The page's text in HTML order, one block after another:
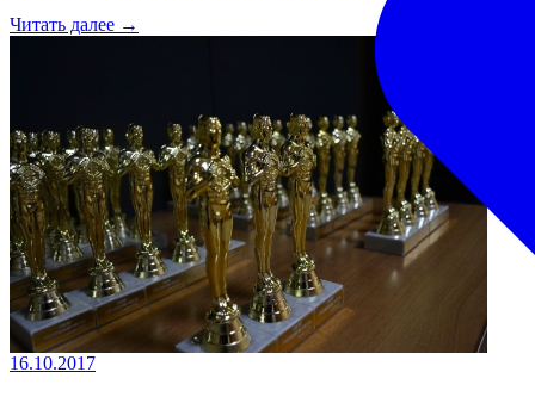
Читать далее →
16.10.2017